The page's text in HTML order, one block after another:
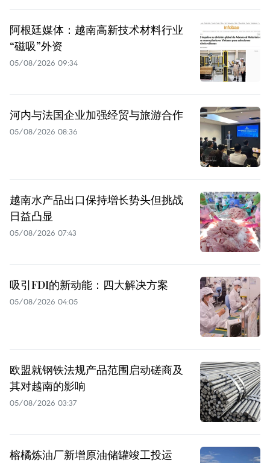
阿根廷媒体：越南高新技术材料行业
“磁吸”外资
05/08/2026 09:34
河内与法国企业加强经贸与旅游合作
05/08/2026 08:36
越南水产品出口保持增长势头但挑战
日益凸显
05/08/2026 07:43
吸引FDI的新动能：四大解决方案
05/08/2026 04:05
欧盟就钢铁法规产品范围启动磋商及
其对越南的影响
05/08/2026 03:37
榕橘炼油厂新增原油储罐竣工投运